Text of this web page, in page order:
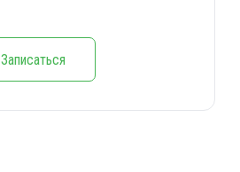
Записаться